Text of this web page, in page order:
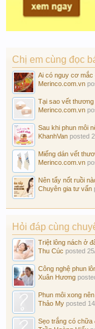
Chị em cùng đọc
Ai có nguy cơ mắc
Merinco.com.vn
Tại sao vết thương
Merinco.com.vn
Sau khi phun môi
KhanhVan posted
Miếng dán vết
Merinco.com.vn
Nên tẩy nốt ruồi
Chuyên gia tư vấn
Hỏi đáp cùng
Triệt lông nách ở
Thu Cúc posted
Công nghệ phun
Xuân Hương
Phun môi xong nên
Thảo My posted
Sẹo trắng có chữa